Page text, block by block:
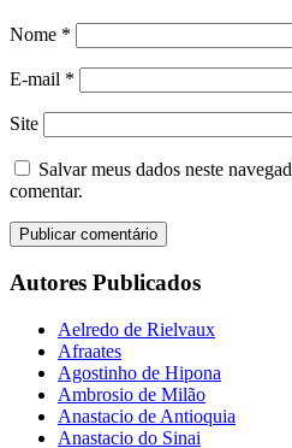
Nome *
E-mail *
Site
Salvar meus dados neste
comentar.
Autores Publicados
Aelredo de Rielvaux
Afraates
Agostinho de Hipona
Ambrosio de Milão
Anastacio de Antioquia
Anastacio do Sinai